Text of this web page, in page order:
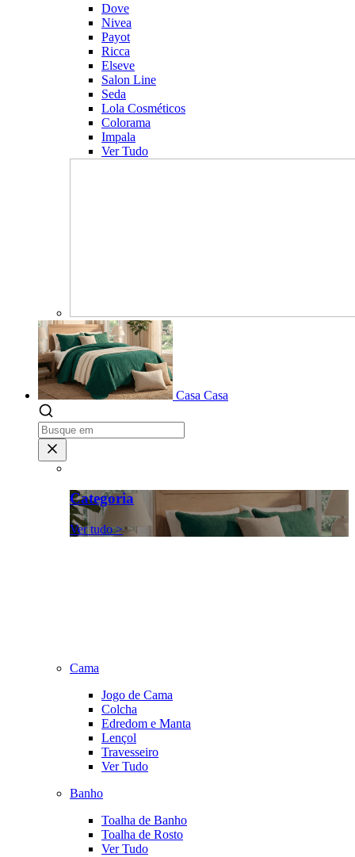
Dove
Nivea
Payot
Ricca
Elseve
Salon Line
Seda
Lola Cosméticos
Colorama
Impala
Ver Tudo
Casa Casa
Categoria
Ver tudo >
Cama
Jogo de Cama
Colcha
Edredom e Manta
Lençol
Travesseiro
Ver Tudo
Banho
Toalha de Banho
Toalha de Rosto
Ver Tudo